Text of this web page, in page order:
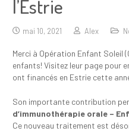
l’Estrie
mai 10, 2021 Alex
Merci à Opération Enfant Soleil
enfants! Visitez leur page pour
ont financés en Estrie cette
Son importante contribution
d’immunothérapie orale –
Ce nouveau traitement est